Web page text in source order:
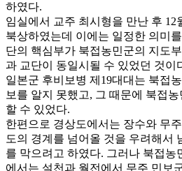
하였다.
임실에서 교주 최시형을 만난 후 12
북상하였는데 이에는 일정한 의미
단의 핵심부가 북접농민군의 지도
과 교단이 동일시될 수 있었던 것이
일본군 후비보병 제19대대는 북접
보를 알지 못했고, 그 때문에 북접
할 수 있었다.
한편으로 경상도에서는 장수와 무
도의 경계를 넘어올 것을 우려해서
를 막으려고 하였다. 그러나 북접농
에서는 설천과 월전에서 무주 민보